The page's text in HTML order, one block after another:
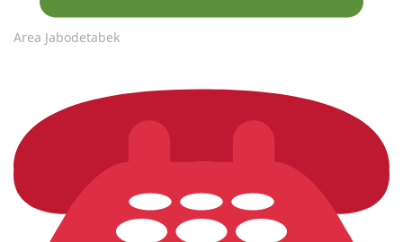
Area Jabodetabek